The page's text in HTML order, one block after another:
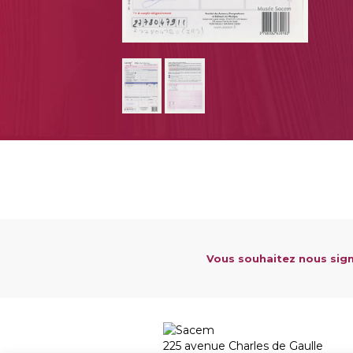
Vous souhaitez nous
225 avenue Charles de Gaulle